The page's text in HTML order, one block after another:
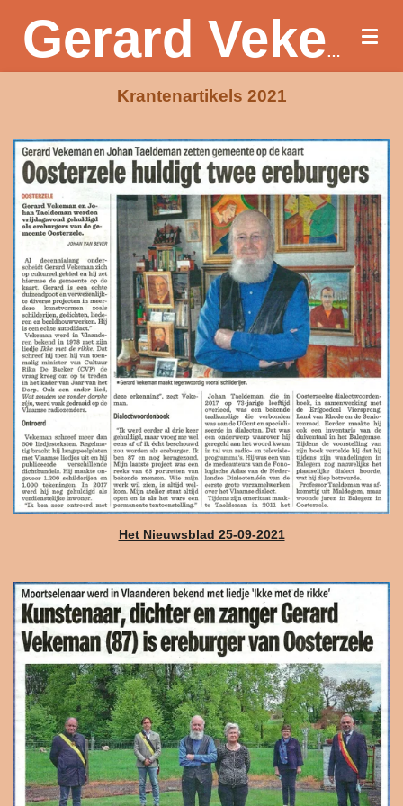
direct
naar
hoofdinhoud
Gerard Vekeman
Krantenartikels 2021
Het Nieuwsblad 25-09-2021